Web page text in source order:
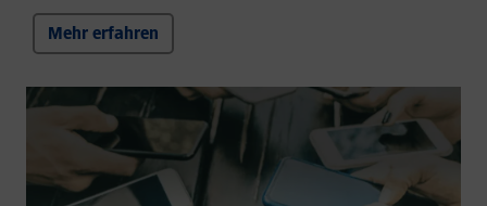
Mehr erfahren